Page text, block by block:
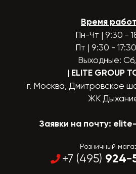
Время
Пн-Чт | 9:30 -
Пт | 9:30 - 17:30
Выходные:
| ELITE GROUP
г. Москва, Дмитровское
ЖК
Заявки на почту:
Розничный
+7 (495) 924-